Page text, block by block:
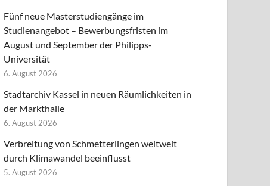
Fünf neue Masterstudiengänge im
Studienangebot – Bewerbungsfristen im
August und September der Philipps-
Universität
6. August 2026
Stadtarchiv Kassel in neuen Räumlichkeiten in
der Markthalle
6. August 2026
Verbreitung von Schmetterlingen weltweit
durch Klimawandel beeinflusst
5. August 2026